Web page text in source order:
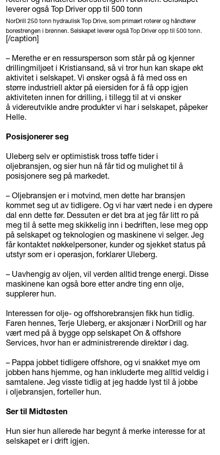
NorDrill 250 tonn hydraulisk Top Drive, som primært roterer og håndterer
borestrengen i brønnen. Selskapet leverer også Top Driver opp til 500 tonn.
[/caption]
– Merethe er en ressursperson som står på og kjenner
drillingmiljøet i Kristiansand, så vi tror hun kan skape økt
aktivitet i selskapet. Vi ønsker også å få med oss en
større industriell aktør på eiersiden for å få opp igjen
aktiviteten innen for drilling, i tillegg til at vi ønsker
å videreutvikle andre produkter vi har i selskapet, påpeker
Helle.
Posisjonerer seg
Uleberg selv er optimistisk tross tøffe tider i
oljebransjen, og sier hun nå får tid og mulighet til å
posisjonere seg på markedet.
– Oljebransjen er i motvind, men dette har bransjen
kommet seg ut av tidligere. Og vi har vært nede i en dypere
dal enn dette før. Dessuten er det bra at jeg får litt ro på
meg til å sette meg skikkelig inn i bedriften, lese meg opp
på selskapet og teknologien og maskinene vi selger. Jeg
får kontaktet nøkkelpersoner, kunder og sjekket status på
utstyr som er i operasjon, forklarer Uleberg.
– Uavhengig av oljen, vil verden alltid trenge energi. Disse
maskinene kan også bore etter andre ting enn olje,
supplerer hun.
Interessen for olje- og offshorebransjen fikk hun tidlig.
Faren hennes, Terje Uleberg, er aksjonær i NorDrill og har
vært med på å bygge opp selskapet On & offshore
Services, hvor han er administrerende direktør i dag.
– Pappa jobbet tidligere offshore, og vi snakket mye om
jobben hans hjemme, og han inkluderte meg alltid veldig i
samtalene. Jeg visste tidlig at jeg hadde lyst til å jobbe
i oljebransjen, forteller hun.
Ser til Midtøsten
Hun sier hun allerede har begynt å merke interesse for at
selskapet er i drift igjen.